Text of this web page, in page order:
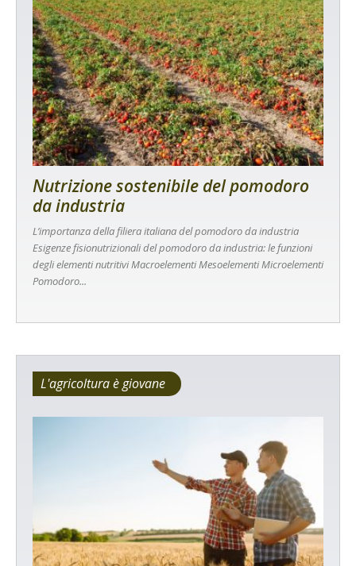
Nutrizione sostenibile del pomodoro
da industria
L’importanza della filiera italiana del pomodoro da industria
Esigenze fisionutrizionali del pomodoro da industria: le funzioni
degli elementi nutritivi Macroelementi Mesoelementi Microelementi
Pomodoro...
L'agricoltura è giovane